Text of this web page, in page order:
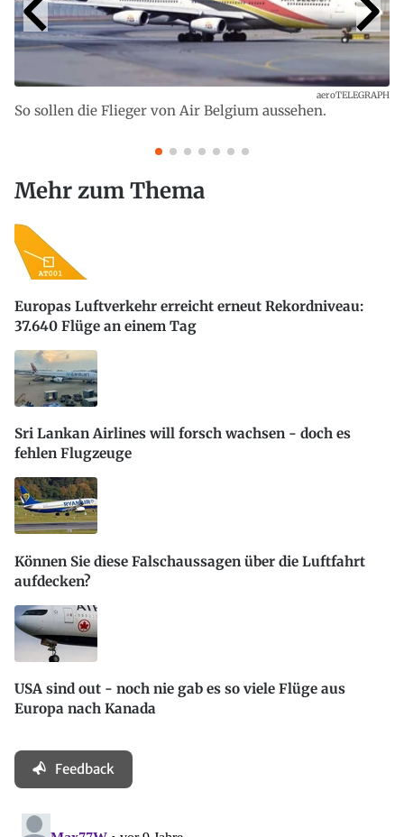
So sollen die Flieger von Air Belgium aussehen.
aeroTELEGRAPH
Mehr zum Thema
Europas Luftverkehr erreicht erneut Rekordniveau:
37.640 Flüge an einem Tag
Sri Lankan Airlines will forsch wachsen - doch es
fehlen Flugzeuge
Können Sie diese Falschaussagen über die Luftfahrt
aufdecken?
USA sind out - noch nie gab es so viele Flüge aus
Europa nach Kanada
Feedback